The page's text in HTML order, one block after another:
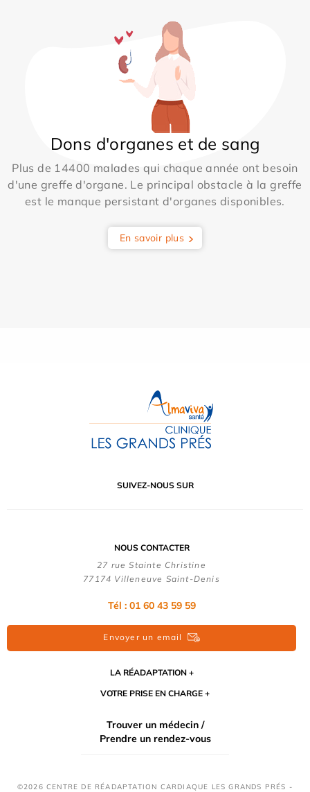
Dons d'organes et de sang
Plus de 14400 malades qui chaque année ont besoin
d'une greffe d'organe. Le principal obstacle à la greffe
est le manque persistant d'organes disponibles.
En savoir plus
SUIVEZ-NOUS SUR
NOUS CONTACTER
27 rue Stainte Christine
77174 Villeneuve Saint-Denis
Tél : 01 60 43 59 59
Envoyer un email
LA RÉADAPTATION
VOTRE PRISE EN CHARGE
Trouver un médecin /
Prendre un rendez-vous
©2026 CENTRE DE RÉADAPTATION CARDIAQUE LES GRANDS PRÉS -